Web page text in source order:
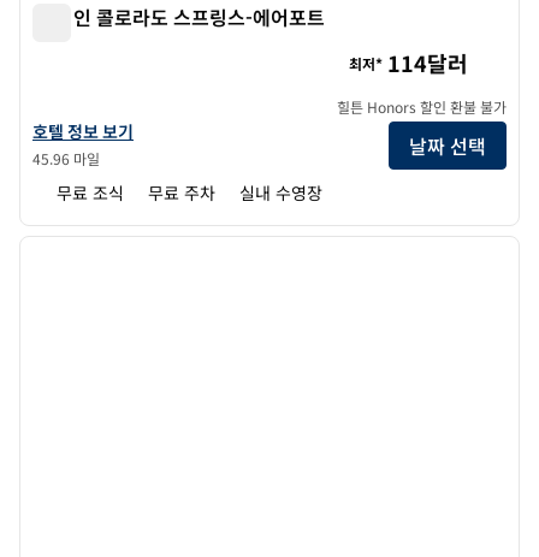
햄튼 인 콜로라도 스프링스-에어포트
햄튼 인 콜로라도 스프링스-에어포트의 호텔 정보 보기
호텔 정보 보기
45.96 마일
최저* 114달러
힐튼 Honors 할인 환불 불가
날짜 선택
무료 조식 무료 주차 실내 수영장
1/12
1/12
이전 이미지 다음